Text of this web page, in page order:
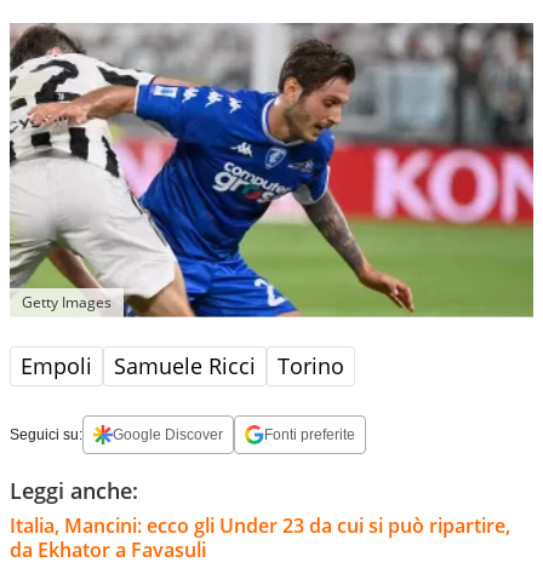
Getty Images
Empoli Samuele Ricci Torino
Seguici su: Google Discover Fonti preferite
Leggi anche:
Italia, Mancini: ecco gli Under 23 da cui si può ripartire,
da Ekhator a Favasuli